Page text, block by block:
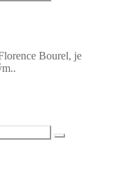
Bourel, je